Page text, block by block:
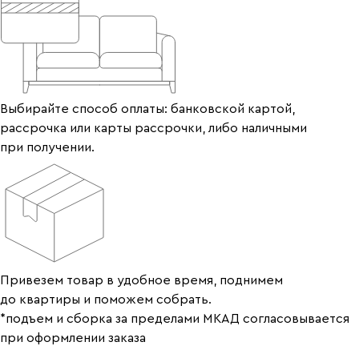
Выбирайте способ оплаты: банковской картой,
рассрочка или карты рассрочки, либо наличными
при получении.
Привезем товар в удобное время, поднимем
до квартиры и поможем собрать.
*подъем и сборка за пределами МКАД согласовывается
при оформлении заказа